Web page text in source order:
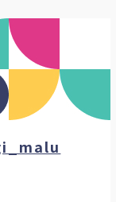
Access